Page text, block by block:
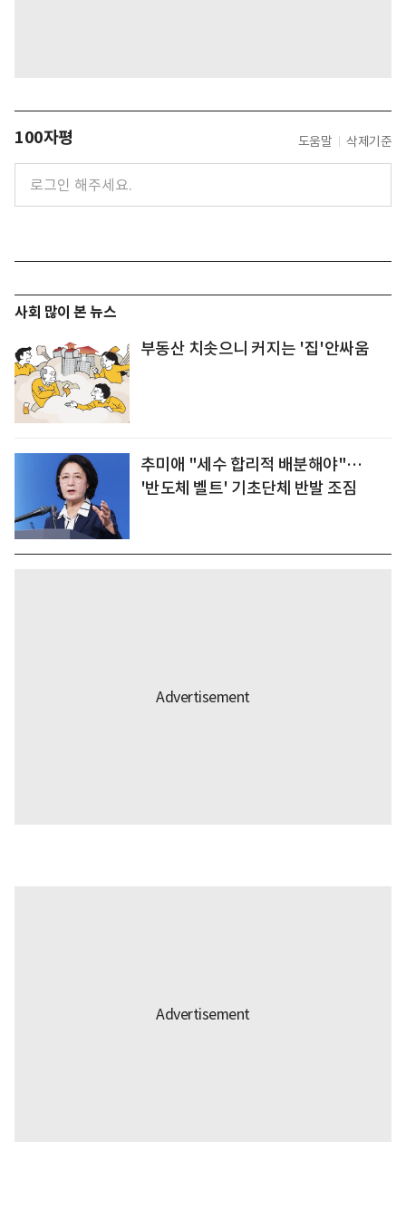
100자평 도움말 삭제기준
사회 많이 본 뉴스
부동산 치솟으니 커지는 '집'안싸움
추미애 "세수 합리적 배분해야"…
'반도체 벨트' 기초단체 반발 조짐